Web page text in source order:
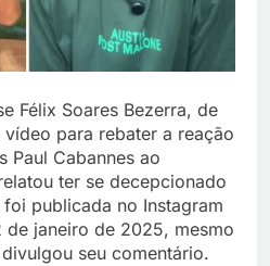
Félix Soares Bezerra, de
para rebater a reação
Paul Cabannes ao
ter se decepcionado
publicada no Instagram
de janeiro de 2025, mesmo
seu comentário.